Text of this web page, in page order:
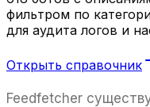
фильтром по
для аудита логов и
Открыть справочник
Feedfetcher